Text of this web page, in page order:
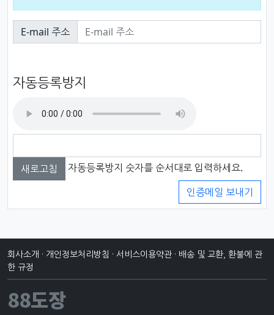
E-mail 주소
필수
자동등록방지
새로고침
자동등록방지 숫자를 순서대로 입력하세요.
인증메일 보내기
회사소개 · 개인정보처리방침 · 서비스이용약관 · 배송 및 교환, 환불에 관
한 규정
88도장